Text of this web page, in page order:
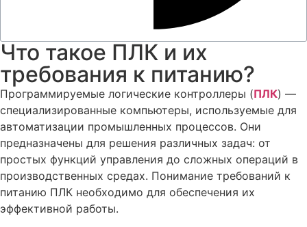
Что такое ПЛК и их
требования к питанию?
Программируемые логические контроллеры (ПЛК) —
специализированные компьютеры, используемые для
автоматизации промышленных процессов. Они
предназначены для решения различных задач: от
простых функций управления до сложных операций в
производственных средах. Понимание требований к
питанию ПЛК необходимо для обеспечения их
эффективной работы.